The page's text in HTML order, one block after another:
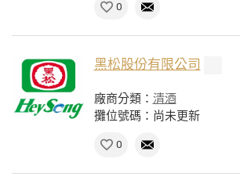
0
黑松股份有限公司
廠商分類： 清酒
攤位號碼：尚未更新
0